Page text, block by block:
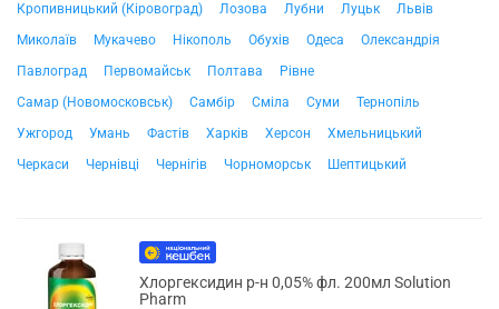
Кропивницький (Кіровоград)
Лозова Лубни Луцьк
Львів
Миколаїв
Мукачево Нікополь Обухів Одеса
Олександрія
Павлоград
Первомайськ Полтава
Рівне
Самар (Новомосковськ)
Самбір Сміла Суми
Тернопіль
Ужгород
Умань Фастів Харків Херсон
Хмельницький
Черкаси
Чернівці Чернігів Чорноморськ Шептицький
Хлоргексидин р-н 0,05% фл. 200мл Solution
Pharm